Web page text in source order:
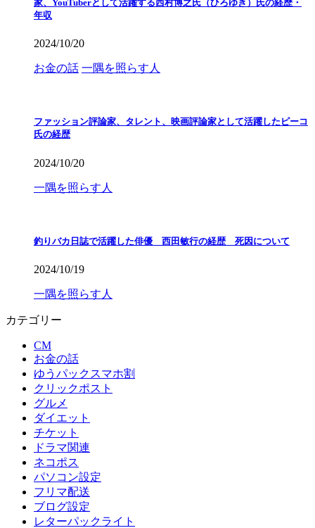
家、YouTuberとして活躍する西村博之氏（ひろゆき）氏の経歴・
年収
2024/10/20
お金の話 一隅を照らす人
ファッション評論家、タレント、映画評論家として活躍したピーコ
氏の経歴
2024/10/20
一隅を照らす人
釣りバカ日誌で活躍した俳優 西田敏行の経歴 死因について
2024/10/19
一隅を照らす人
カテゴリー
CM
お金の話
ゆうパックスマホ割
クリックポスト
グルメ
ダイエット
チケット
ドラマ関連
ネコポス
パソコン設定
フリマ配送
ブログ設定
レターパックライト